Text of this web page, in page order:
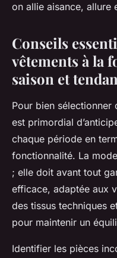
on allie aisance, allure
Conseils
vêtements à la
saison et
Pour bien sélectionner
est primordial
chaque période en
fonctionnalité. La
; elle doit avant tout
efficace, adaptée aux
des tissus techniques
pour maintenir un
Identifier les pièces